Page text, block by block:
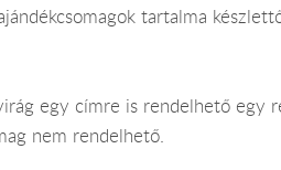
tartalma
egy címre is rendelhető egy
nem rendelhető.